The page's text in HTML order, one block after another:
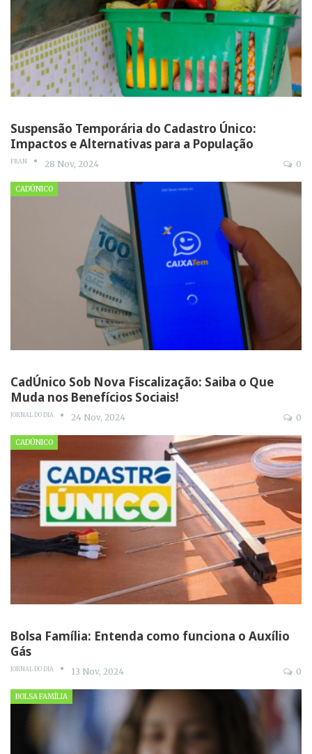
Suspensão Temporária do Cadastro Único:
Impactos e Alternativas para a População
FRAN 28 Nov, 2024 0
CADÚNICO
CadÚnico Sob Nova Fiscalização: Saiba o Que
Muda nos Benefícios Sociais!
JORNAL DO DIA 24 Nov, 2024 0
CADÚNICO
Bolsa Família: Entenda como funciona o Auxílio
Gás
JORNAL DO DIA 13 Nov, 2024 0
BOLSA FAMÍLIA